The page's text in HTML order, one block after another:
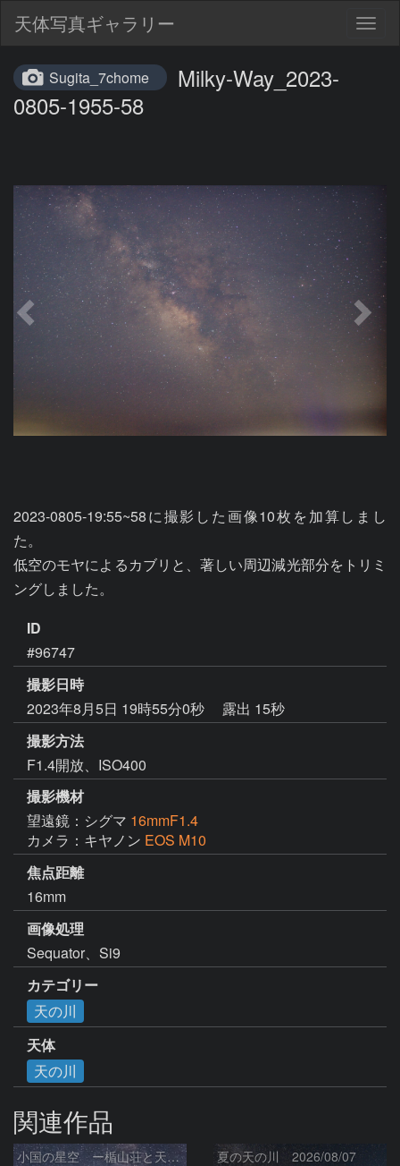
天体写真ギャラリー
Sugita_7chome
Milky-Way_2023-
0805-1955-58
2023-0805-19:55~58に撮影した画像10枚を加算しまし
た。
低空のモヤによるカブリと、著しい周辺減光部分をトリミ
ングしました。
ID
#96747
撮影日時
2023年8月5日 19時55分0秒
露出 15秒
撮影方法
F1.4開放、ISO400
撮影機材
望遠鏡：シグマ 16mmF1.4
カメラ：キヤノン EOS M10
焦点距離
16mm
画像処理
Sequator、Si9
カテゴリー
天の川
天体
天の川
関連作品
小国の星空 ー楯山荘と天の川ー 夏の天の川 2026/08/07